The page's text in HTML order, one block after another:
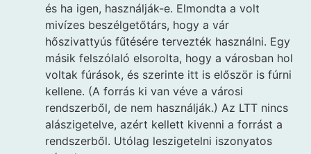
és ha igen, használják-e. Elmondta a volt
mivízes beszélgetőtárs, hogy a vár
hőszivattyús fűtésére tervezték használni. Egy
másik felszólaló elsorolta, hogy a városban hol
voltak fúrások, és szerinte itt is először is fúrni
kellene. (A forrás ki van véve a városi
rendszerből, de nem használják.) Az LTT nincs
alászigetelve, azért kellett kivenni a forrást a
rendszerből. Utólag leszigetelni iszonyatos